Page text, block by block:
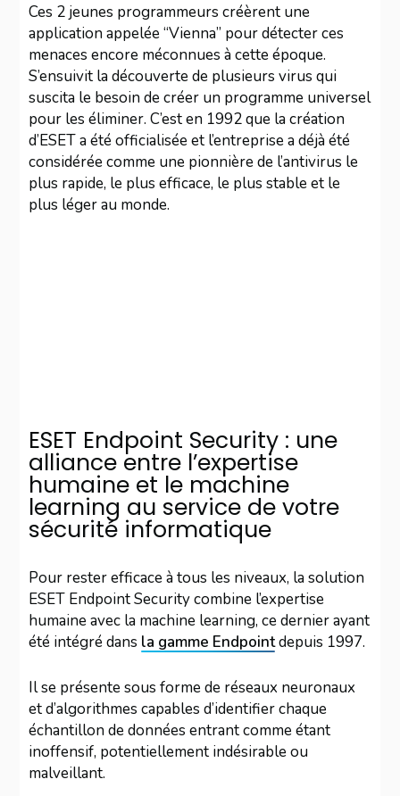
Ces 2 jeunes programmeurs créèrent une
application appelée “Vienna” pour détecter ces
menaces encore méconnues à cette époque.
S’ensuivit la découverte de plusieurs virus qui
suscita le besoin de créer un programme universel
pour les éliminer. C’est en 1992 que la création
d’ESET a été officialisée et l’entreprise a déjà été
considérée comme une pionnière de l’antivirus le
plus rapide, le plus efficace, le plus stable et le
plus léger au monde.
ESET Endpoint Security : une
alliance entre l’expertise
humaine et le machine
learning au service de votre
sécurité informatique
Pour rester efficace à tous les niveaux, la solution
ESET Endpoint Security combine l’expertise
humaine avec la machine learning, ce dernier ayant
été intégré dans la gamme Endpointdepuis 1997.
Il se présente sous forme de réseaux neuronaux
et d’algorithmes capables d’identifier chaque
échantillon de données entrant comme étant
inoffensif, potentiellement indésirable ou
malveillant.